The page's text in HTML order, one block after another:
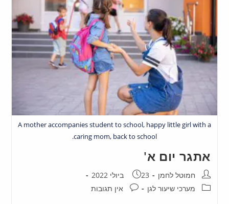
A mother accompanies student to school, happy little girl with a
caring mom, back to school.
אתגר יום א'
חמוטל לחמן
23 ביולי 2022
מערכי שיעור לגן
אין תגובות